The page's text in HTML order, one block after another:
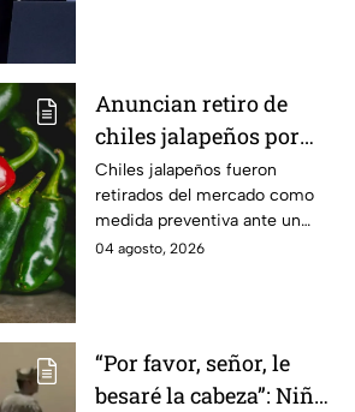
Anuncian retiro de
chiles jalapeños por
precaución ante brote
de salmonela
Chiles jalapeños fueron
retirados del mercado como
medida preventiva ante un
brote de salmonela que suma
04 agosto, 2026
“Por favor, señor, le
besaré la cabeza”: Niño